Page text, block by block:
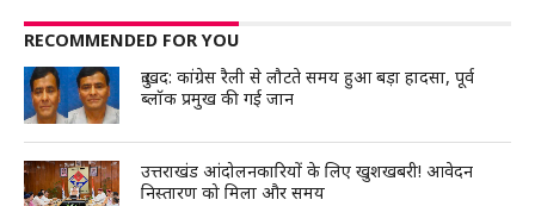
RECOMMENDED FOR YOU
दुःखद: कांग्रेस रैली से लौटते समय हुआ बड़ा हादसा, पूर्व
ब्लॉक प्रमुख की गई जान
उत्तराखंड आंदोलनकारियों के लिए खुशखबरी! आवेदन
निस्तारण को मिला और समय